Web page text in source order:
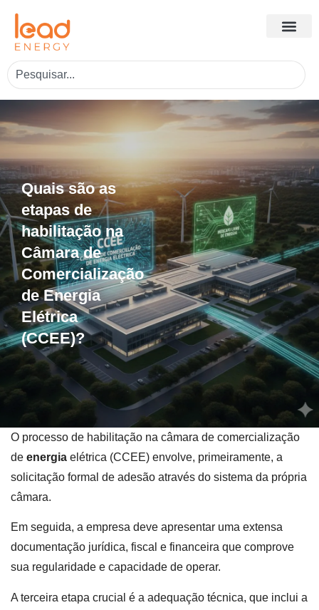
Quais são as
etapas de
habilitação na
Câmara de
Comercialização
de Energia
Elétrica
(CCEE)?
O processo de habilitação na câmara de comercialização
de energia elétrica (CCEE) envolve, primeiramente, a
solicitação formal de adesão através do sistema da própria
câmara.
Em seguida, a empresa deve apresentar uma extensa
documentação jurídica, fiscal e financeira que comprove
sua regularidade e capacidade de operar.
A terceira etapa crucial é a adequação técnica, que inclui a